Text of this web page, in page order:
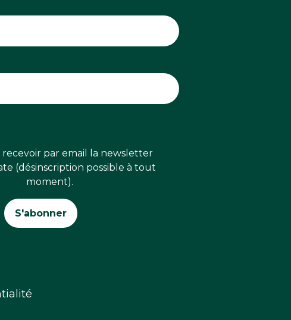
recevoir par email la newsletter
(désinscription possible à tout
moment).